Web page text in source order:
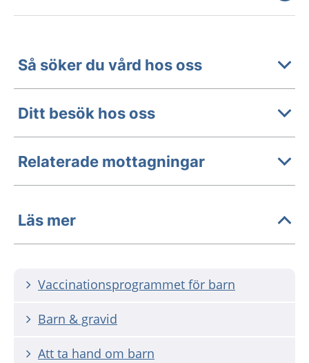
Så söker du vård hos oss
Ditt besök hos oss
Relaterade mottagningar
Läs mer
Vaccinationsprogrammet för barn
Barn & gravid
Att ta hand om barn